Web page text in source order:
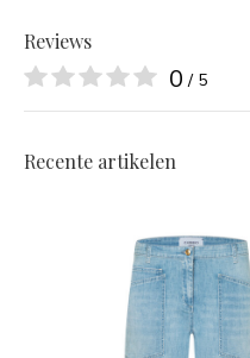
Reviews
0 / 5
Recente artikelen